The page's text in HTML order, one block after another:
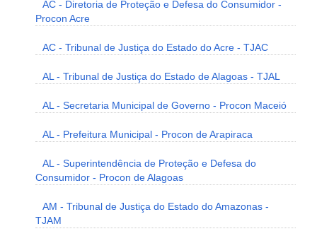
AC - Diretoria de Proteção e Defesa do Consumidor -
Procon Acre
AC - Tribunal de Justiça do Estado do Acre - TJAC
AL - Tribunal de Justiça do Estado de Alagoas - TJAL
AL - Secretaria Municipal de Governo - Procon Maceió
AL - Prefeitura Municipal - Procon de Arapiraca
AL - Superintendência de Proteção e Defesa do
Consumidor - Procon de Alagoas
AM - Tribunal de Justiça do Estado do Amazonas -
TJAM